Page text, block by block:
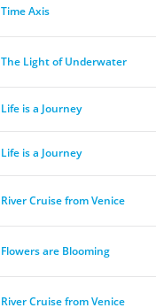
Time Axis
The Light of Underwater
Life is a Journey
Life is a Journey
River Cruise from Venice
Flowers are Blooming
River Cruise from Venice